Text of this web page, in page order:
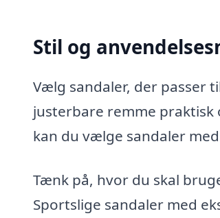
Stil og
Vælg sandaler, der passer
justerbare remme praktisk
kan du vælge sandaler
Tænk på, hvor du skal
Sportslige sandaler med